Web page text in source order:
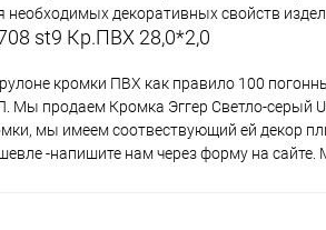
декоративных свойств
st9 Кр.ПВХ 28,0*2,0
кромки ПВХ как правило 100
Мы продаем Кромка Эггер Светло-серый
мы имеем соотвествующий ей декор
-напишите нам через форму на